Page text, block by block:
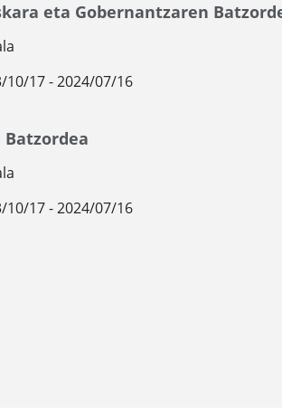
eta Gobernantzaren
10/17 - 2024/07/16
10/17 - 2024/07/16